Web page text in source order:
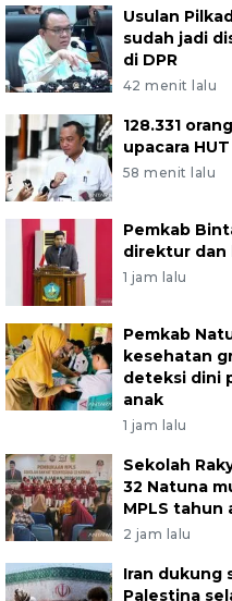
Usulan
sudah jadi
di DPR
42 menit lalu
128.331
upacara
58 menit lalu
Pemkab
direktur dan
1 jam lalu
Pemkab
kesehatan
deteksi dini
anak
1 jam lalu
Sekolah
32 Natuna
MPLS tahun
2 jam lalu
Iran dukung
Palestina